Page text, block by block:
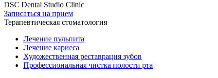
DSC Dental Studio Clinic
Записаться на прием
Терапевтическая стоматология
Лечение пульпита
Лечение кариеса
Художественная реставрация зубов
Профессиональная чистка полости рта